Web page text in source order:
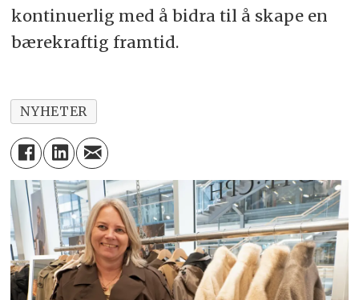
kontinuerlig med å bidra til å skape en
bærekraftig framtid.
NYHETER